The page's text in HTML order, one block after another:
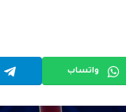
واتساب